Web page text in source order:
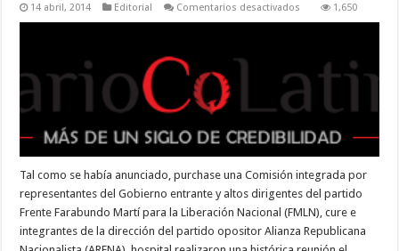
14 abril, 2014 Editorial Comentarios desactivados
oposición
1,650
Tal como se había anunciado, purchase una Comisión integrada por
representantes del Gobierno entrante y altos dirigentes del partido
Frente Farabundo Martí para la Liberación Nacional (FMLN), cure e
integrantes de la dirección del partido opositor Alianza Republicana